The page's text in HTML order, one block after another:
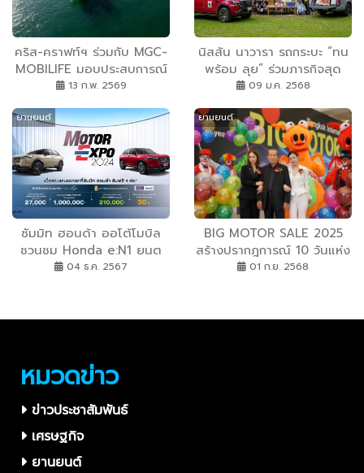
คริส-คราฟท์ฯ ร่วมกับ MGC-
MOBILIFE มอบประสบการณ์
ล่องเรือสุดเอ็กซ์คลูซีฟ
เดือนแห่งความรัก
13 ก.พ. 2569
นิสสัน นาวารา รถกระบะ “ทน
พร้อม ลุย” ร่วมภารกิจสุด
ท้าทายกับ WWF ดูแล-สำรวจ
09 ม.ค. 2568
ยานยนต์
ซัมมิท ฮอนด้า ออโต้โมบิล
ชวนชม Honda e:N1 ยนต
รกรรมไฟฟ้า 100% และยนต
มหกรรมยานยนต์ ครั้งที่ 41
04 ธ.ค. 2567
ยานยนต์
BIG MOTOR SALE 2025
สร้างปรากฎการณ์ 10 วันแห่ง
ความสุข รวมโชว์รูมแบรนด์
ปี
01 ก.ย. 2568
หมวดข่าว
ข่าวประชาสัมพันธ์
เศรษฐกิจ
ยานยนต์